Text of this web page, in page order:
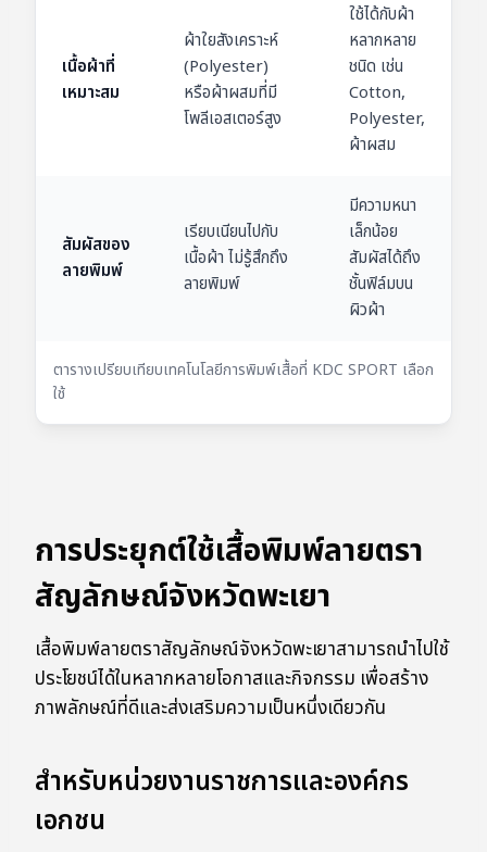
ตารางเปรียบเทียบเทคโนโลยีการพิมพ์เสื้อที่ KDC SPORT เลือก
ใช้
เนื้อผ้าที่
เหมาะสม
ผ้าใยสังเคราะห์
(Polyester)
หรือผ้าผสมที่มี
โพลีเอสเตอร์สูง
ใช้ได้กับผ้า
หลากหลาย
ชนิด เช่น
Cotton,
Polyester,
ผ้าผสม
สัมผัสของ
ลายพิมพ์
เรียบเนียนไปกับ
เนื้อผ้า ไม่รู้สึกถึง
ลายพิมพ์
มีความหนา
เล็กน้อย
สัมผัสได้ถึง
ชั้นฟิล์มบน
ผิวผ้า
การประยุกต์ใช้เสื้อพิมพ์ลายตรา
สัญลักษณ์จังหวัดพะเยา
เสื้อพิมพ์ลายตราสัญลักษณ์จังหวัดพะเยาสามารถนำไปใช้
ประโยชน์ได้ในหลากหลายโอกาสและกิจกรรม เพื่อสร้าง
ภาพลักษณ์ที่ดีและส่งเสริมความเป็นหนึ่งเดียวกัน
สำหรับหน่วยงานราชการและองค์กร
เอกชน